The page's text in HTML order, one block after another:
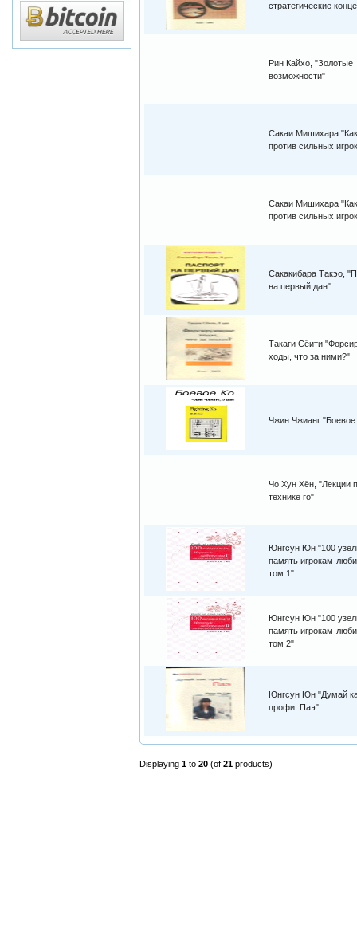
стратегические
Рин Кайхо, "Золотые
возможности"
Сакаи Мишихара "Как
против сильных
Сакаи Мишихара "Как
против сильных
Сакакибара Такэо,
на первый дан"
Такаги Сёити
ходы, что за ними?"
Чжин Чжианг "Боевое
Чо Хун Хён, "Лекции
технике го"
Юнгсун Юн "100
память игрокам-
том 1"
Юнгсун Юн "100
память игрокам-
том 2"
Юнгсун Юн "Думай
профи: Паэ"
Displaying 1 to 20 (of 21 products)